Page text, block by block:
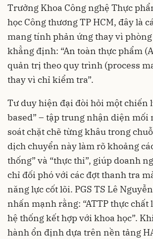
Trưởng Khoa Công nghệ Thực
học Công thương TP HCM, đây là
mang tính phản ứng thay vì
khẳng định: “An toàn thực phẩm
quản trị theo quy trình (process
thay vì chỉ kiểm tra”.
Tư duy hiện đại đòi hỏi một chiến
based” – tập trung nhận diện mối
soát chặt chẽ từng khâu trong
dịch chuyển này làm rõ khoảng
thống” và “thực thi”, giúp doanh
chỉ đối phó với các đợt thanh tra
năng lực cốt lõi. PGS TS Lê
nhấn mạnh rằng: “ATTP thực chất
hệ thống kết hợp với khoa học”.
hành ổn định dựa trên nền tảng